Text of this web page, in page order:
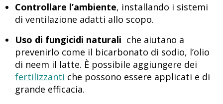
Controllare l’ambiente, installando i sistemi
di ventilazione adatti allo scopo.
Uso di fungicidi naturali che aiutano a
prevenirlo come il bicarbonato di sodio, l’olio
di neem il latte. È possibile aggiungere dei
fertilizzanti che possono essere applicati e di
grande efficacia.